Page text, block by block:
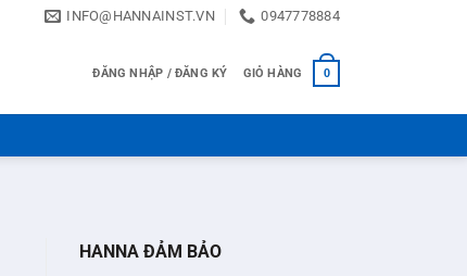
INFO@HANNAINST.VN 0947778884
ĐĂNG NHẬP / ĐĂNG KÝ GIỎ HÀNG 0
HANNA ĐẢM BẢO